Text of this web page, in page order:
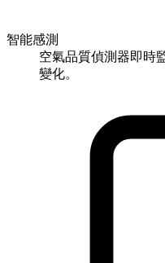
智能感測
空氣品質偵測器即時
變化。